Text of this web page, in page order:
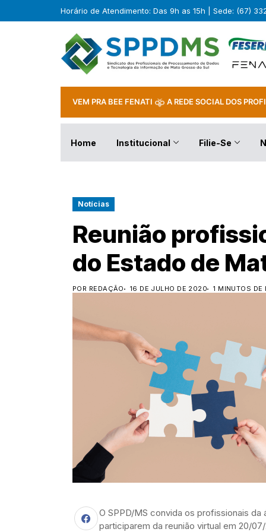
Horário de Atendimento: Das 9h as 15h | Sede: (67)
VEM PRA BEE FENATI A REDE SOCIAL DOS
Home Institucional Filie-Se
Notícias
Reunião
do Estado de
POR REDAÇÃO 16 DE JULHO DE 2020 1 MINUTOS DE
O SPPD/MS convida os profissionais
participarem da reunião virtual em 20/